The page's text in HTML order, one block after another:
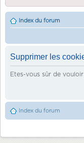
Index du forum
Supprimer les
Etes-vous sûr de
Index du forum